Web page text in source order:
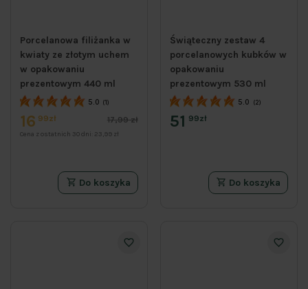
Porcelanowa filiżanka w
kwiaty ze złotym uchem
w opakowaniu
prezentowym 440 ml
5.0 (1)
16 99zł 17,99 zł
Cena z ostatnich 30 dni: 23,99 zł
Do koszyka
Świąteczny zestaw 4
porcelanowych kubków w
opakowaniu
prezentowym 530 ml
5.0 (2)
51 99zł
Do koszyka